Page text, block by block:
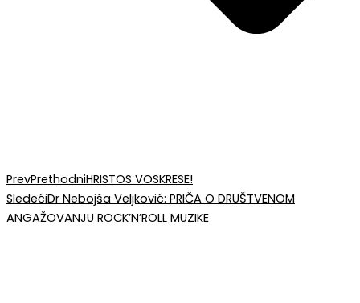
PrevPrethodniHRISTOS VOSKRESE!
SledećiDr Nebojša Veljković: PRIČA O DRUŠTVENOM
ANGAŽOVANJU ROCK’N’ROLL MUZIKE